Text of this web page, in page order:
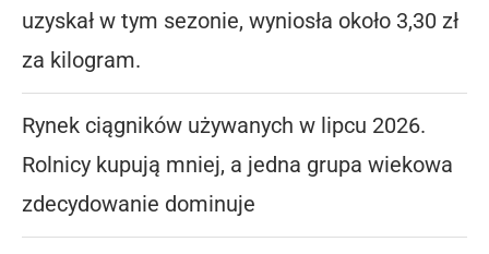
uzyskał w tym sezonie, wyniosła około 3,30 zł
za kilogram.
Rynek ciągników używanych w lipcu 2026.
Rolnicy kupują mniej, a jedna grupa wiekowa
zdecydowanie dominuje